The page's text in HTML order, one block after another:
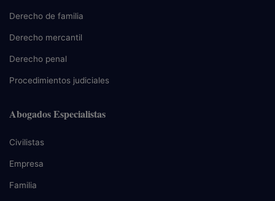
Derecho de familia
Derecho mercantil
Derecho penal
Procedimientos judiciales
Abogados Especialistas
Civilistas
Empresa
Familia